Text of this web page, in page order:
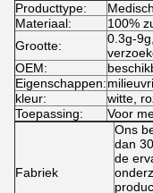
Producttype:
Materiaal:
100%
Grootte:
0.3g-
OEM:
Eigenschappen:
kleur:
witte,
Toepassing:
Voor
Fabriek
Ons
dan
de